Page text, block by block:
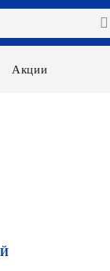
Акции